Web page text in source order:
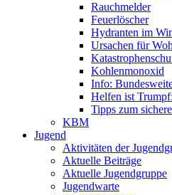
Rauchmelder
Feuerlöscher
Hydranten im
Ursachen für
Kohlenmonoxid
Info:
Helfen ist
Tipps zum
KBM
Jugend
Aktivitäten der
Aktuelle Beiträge
Aktuelle Jugendgruppe
Jugendwarte